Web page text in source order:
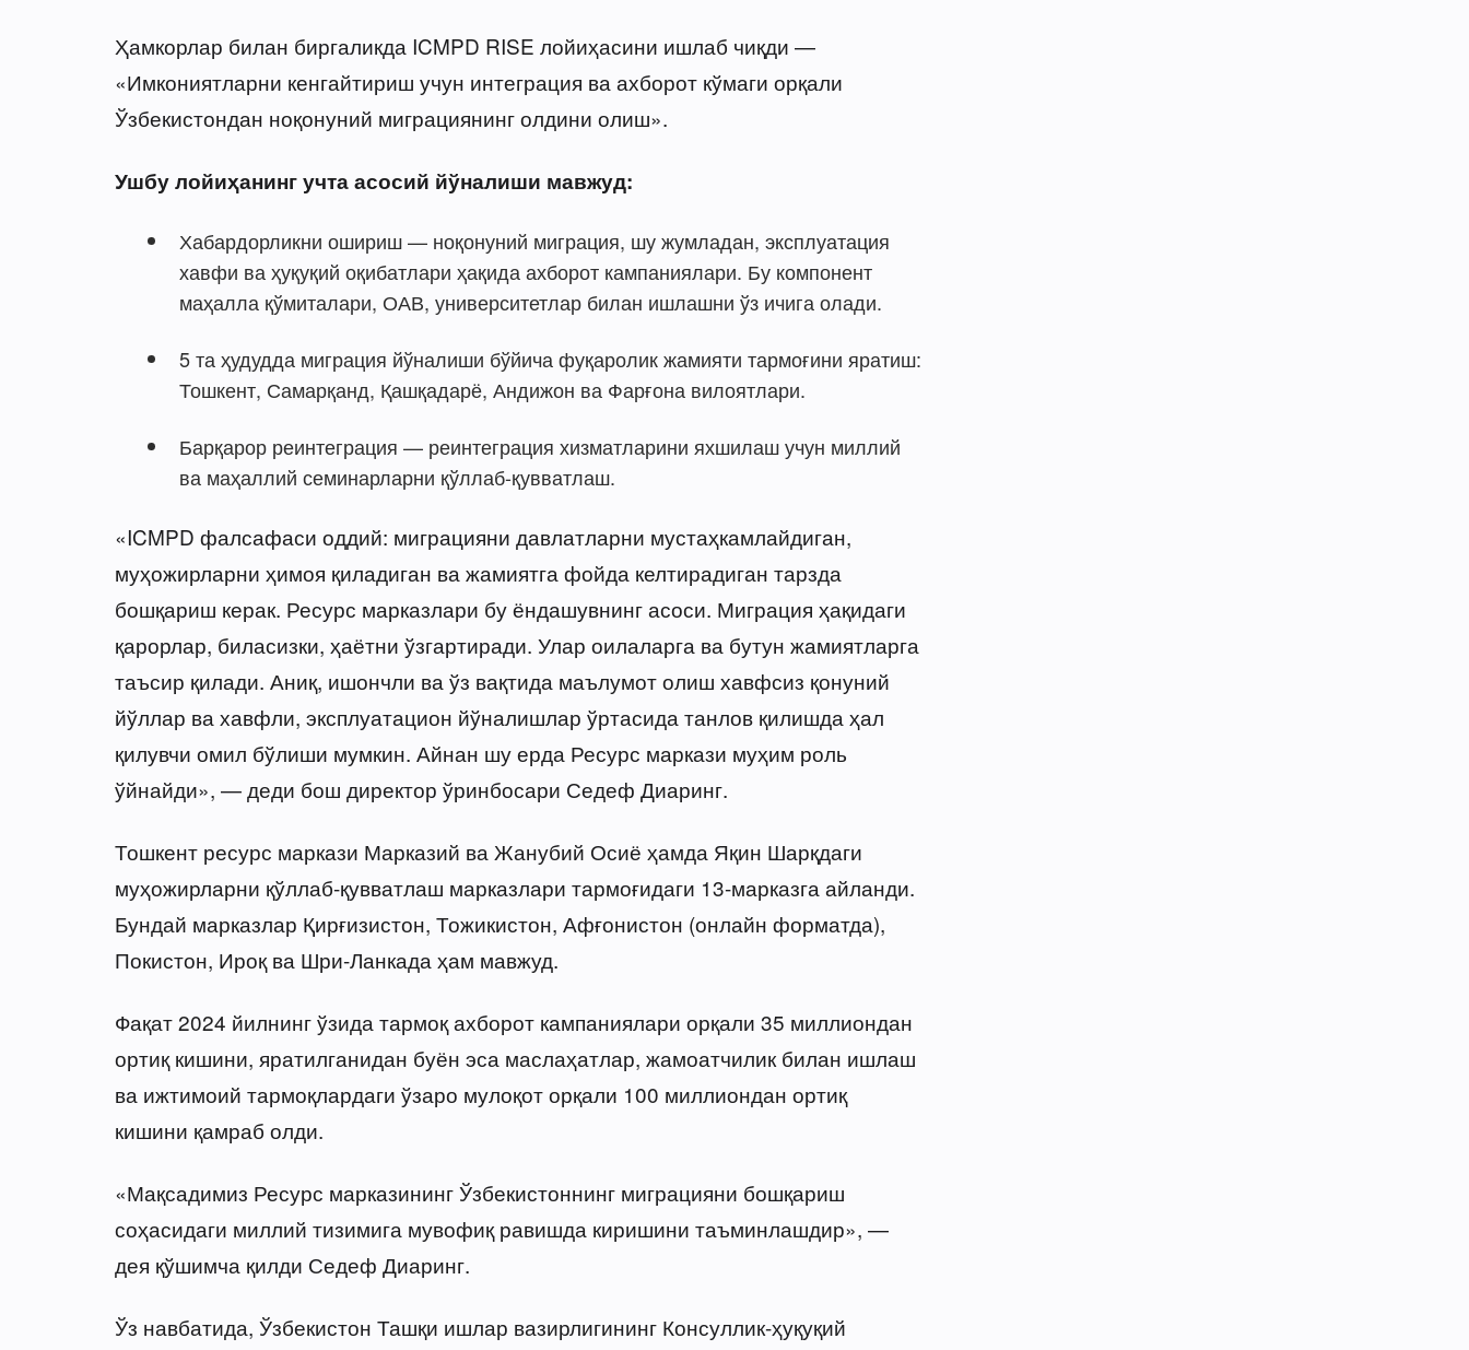
Ҳамкорлар билан биргаликда ICMPD RISE лойиҳасини ишлаб чиқди —
«Имкониятларни кенгайтириш учун интеграция ва ахборот кўмаги орқали
Ўзбекистондан ноқонуний миграциянинг олдини олиш».
Ушбу лойиҳанинг учта асосий йўналиши мавжуд:
Хабардорликни ошириш — ноқонуний миграция, шу жумладан, эксплуатация
хавфи ва ҳуқуқий оқибатлари ҳақида ахборот кампаниялари. Бу компонент
маҳалла қўмиталари, ОАВ, университетлар билан ишлашни ўз ичига олади.
5 та ҳудудда миграция йўналиши бўйича фуқаролик жамияти тармоғини яратиш:
Тошкент, Самарқанд, Қашқадарё, Андижон ва Фарғона вилоятлари.
Барқарор реинтеграция — реинтеграция хизматларини яхшилаш учун миллий
ва маҳаллий семинарларни қўллаб-қувватлаш.
«ICMPD фалсафаси оддий: миграцияни давлатларни мустаҳкамлайдиган,
муҳожирларни ҳимоя қиладиган ва жамиятга фойда келтирадиган тарзда
бошқариш керак. Ресурс марказлари бу ёндашувнинг асоси. Миграция ҳақидаги
қарорлар, биласизки, ҳаётни ўзгартиради. Улар оилаларга ва бутун жамиятларга
таъсир қилади. Аниқ, ишончли ва ўз вақтида маълумот олиш хавфсиз қонуний
йўллар ва хавфли, эксплуатацион йўналишлар ўртасида танлов қилишда ҳал
қилувчи омил бўлиши мумкин. Айнан шу ерда Ресурс маркази муҳим роль
ўйнайди», — деди бош директор ўринбосари Седеф Диаринг.
Тошкент ресурс маркази Марказий ва Жанубий Осиё ҳамда Яқин Шарқдаги
муҳожирларни қўллаб-қувватлаш марказлари тармоғидаги 13-марказга айланди.
Бундай марказлар Қирғизистон, Тожикистон, Афғонистон (онлайн форматда),
Покистон, Ироқ ва Шри-Ланкада ҳам мавжуд.
Фақат 2024 йилнинг ўзида тармоқ ахборот кампаниялари орқали 35 миллиондан
ортиқ кишини, яратилганидан буён эса маслаҳатлар, жамоатчилик билан ишлаш
ва ижтимоий тармоқлардаги ўзаро мулоқот орқали 100 миллиондан ортиқ
кишини қамраб олди.
«Мақсадимиз Ресурс марказининг Ўзбекистоннинг миграцияни бошқариш
соҳасидаги миллий тизимига мувофиқ равишда киришини таъминлашдир», —
дея қўшимча қилди Седеф Диаринг.
Ўз навбатида, Ўзбекистон Ташқи ишлар вазирлигининг Консуллик-ҳуқуқий